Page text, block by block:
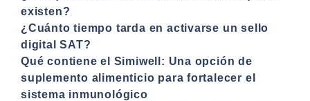
existen?
¿Cuánto tiempo tarda en activarse un sello
digital SAT?
Qué contiene el Simiwell: Una opción de
suplemento alimenticio para fortalecer el
sistema inmunológico